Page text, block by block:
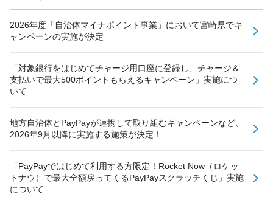
2026年度「自治体マイナポイント事業」において宮崎県でキ
ャンペーンの実施が決定
「対象銀行をはじめてチャージ用口座に登録し、チャージ＆
支払いで最大500ポイントもらえるキャンペーン」実施につ
いて
地方自治体とPayPayが連携して取り組むキャンペーンなど、
2026年9月以降に実施する施策が決定！
「PayPayではじめて利用する方限定！Rocket Now（ロケッ
トナウ）で最大全額戻ってくるPayPayスクラッチくじ」実施
について